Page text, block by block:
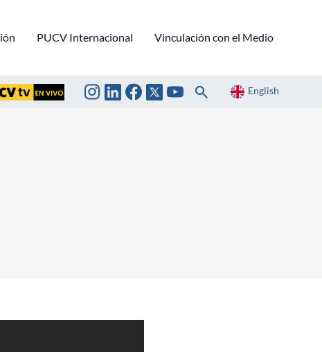
PUCV Internacional Vinculación con el Medio
English